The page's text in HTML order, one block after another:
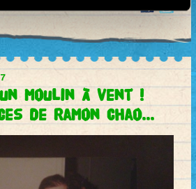
moulin à vent !
de Ramon Chao...